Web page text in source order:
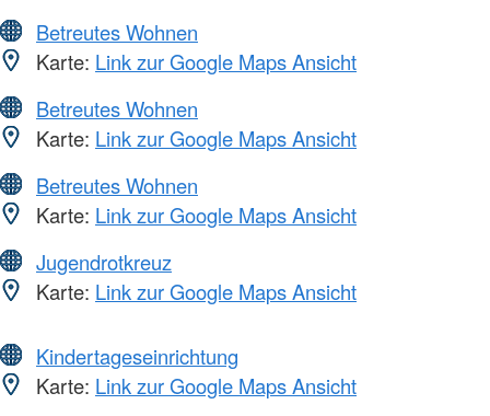
Betreutes Wohnen
Karte: Link zur Google Maps Ansicht
Betreutes Wohnen
Karte: Link zur Google Maps Ansicht
Betreutes Wohnen
Karte: Link zur Google Maps Ansicht
Jugendrotkreuz
Karte: Link zur Google Maps Ansicht
Kindertageseinrichtung
Karte: Link zur Google Maps Ansicht